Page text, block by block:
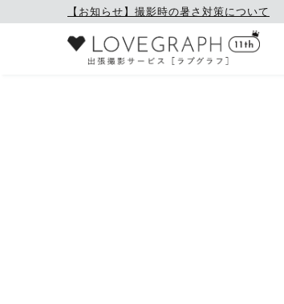
【お知らせ】撮影時の暑さ対策について